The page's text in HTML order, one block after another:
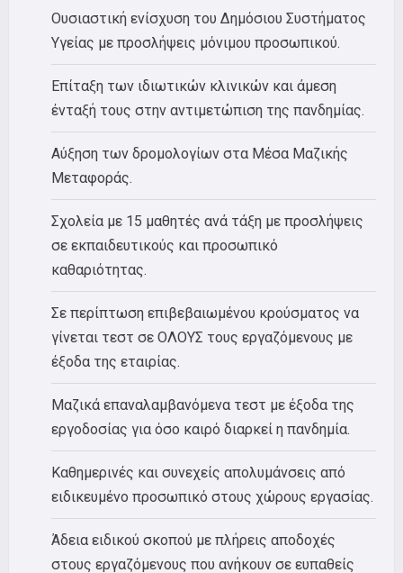
Ουσιαστική ενίσχυση του Δημόσιου Συστήματος
Υγείας με προσλήψεις μόνιμου προσωπικού.
Επίταξη των ιδιωτικών κλινικών και άμεση
ένταξή τους στην αντιμετώπιση της πανδημίας.
Αύξηση των δρομολογίων στα Μέσα Μαζικής
Μεταφοράς.
Σχολεία με 15 μαθητές ανά τάξη με προσλήψεις
σε εκπαιδευτικούς και προσωπικό
καθαριότητας.
Σε περίπτωση επιβεβαιωμένου κρούσματος να
γίνεται τεστ σε ΟΛΟΥΣ τους εργαζόμενους με
έξοδα της εταιρίας.
Μαζικά επαναλαμβανόμενα τεστ με έξοδα της
εργοδοσίας για όσο καιρό διαρκεί η πανδημία.
Καθημερινές και συνεχείς απολυμάνσεις από
ειδικευμένο προσωπικό στους χώρους εργασίας.
Άδεια ειδικού σκοπού με πλήρεις αποδοχές
στους εργαζόμενους που ανήκουν σε ευπαθείς